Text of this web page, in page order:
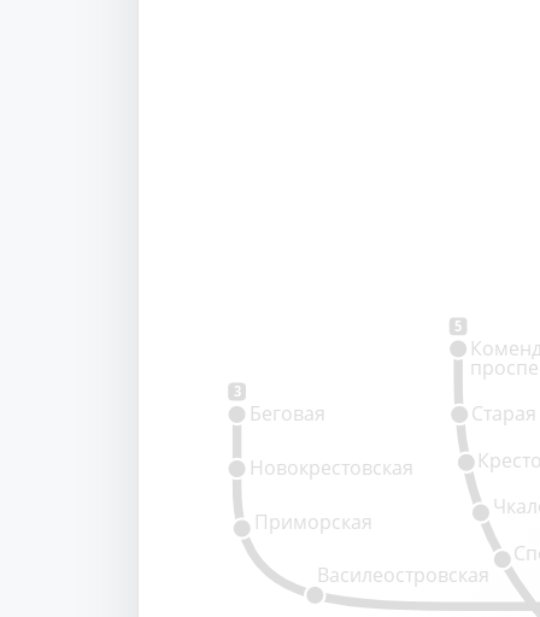
3
5
Василеостровская
Приморская
Новокрестовская
Беговая